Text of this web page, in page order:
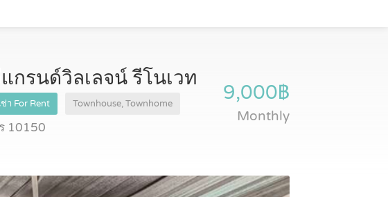
รนด์วิลเลจน์ รีโนเวท
ช่า For Rent Townhouse, Townhome
10150
9,000฿
Monthly